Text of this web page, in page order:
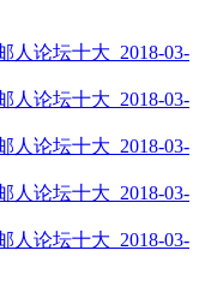
人论坛十大_2018-03-
人论坛十大_2018-03-
人论坛十大_2018-03-
人论坛十大_2018-03-
人论坛十大_2018-03-